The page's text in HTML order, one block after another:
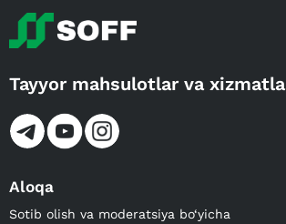
Tayyor mahsulotlar va
Aloqa
Sotib olish va moderatsiya bo‘yicha